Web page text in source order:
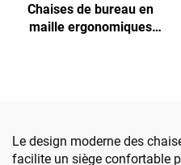
Chaises de bureau en
maille ergonomiques
Le design moderne des
facilite un siège confortable